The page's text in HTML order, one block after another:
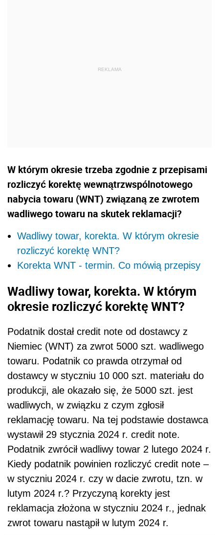
W którym okresie trzeba zgodnie z przepisami
rozliczyć korektę wewnątrzwspólnotowego
nabycia towaru (WNT) związaną ze zwrotem
wadliwego towaru na skutek reklamacji?
Wadliwy towar, korekta. W którym okresie
rozliczyć korektę WNT?
Korekta WNT - termin. Co mówią przepisy
Wadliwy towar, korekta. W którym
okresie rozliczyć korektę WNT?
Podatnik dostał credit note od dostawcy z
Niemiec (WNT) za zwrot 5000 szt. wadliwego
towaru. Podatnik co prawda otrzymał od
dostawcy w styczniu 10 000 szt. materiału do
produkcji, ale okazało się, że 5000 szt. jest
wadliwych, w związku z czym zgłosił
reklamację towaru. Na tej podstawie dostawca
wystawił 29 stycznia 2024 r. credit note.
Podatnik zwrócił wadliwy towar 2 lutego 2024 r.
Kiedy podatnik powinien rozliczyć credit note –
w styczniu 2024 r. czy w dacie zwrotu, tzn. w
lutym 2024 r.? Przyczyną korekty jest
reklamacja złożona w styczniu 2024 r., jednak
zwrot towaru nastąpił w lutym 2024 r.